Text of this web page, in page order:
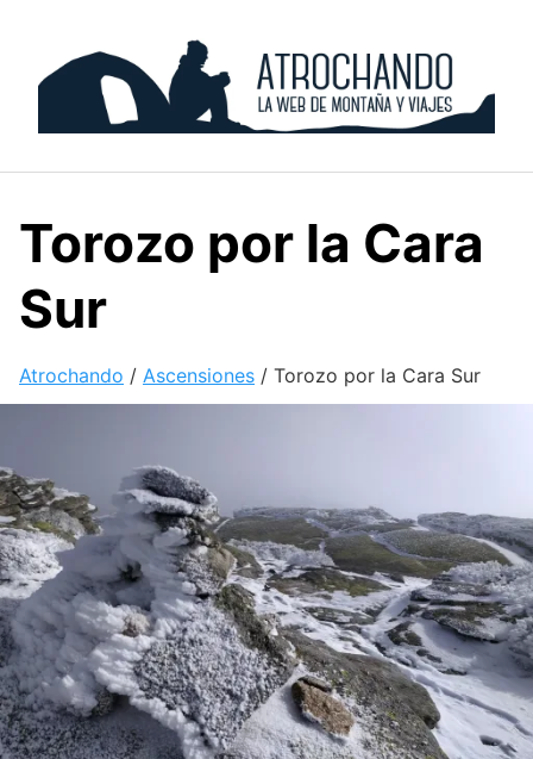
content
Torozo por la Cara
Sur
Atrochando / Ascensiones / Torozo por la Cara Sur